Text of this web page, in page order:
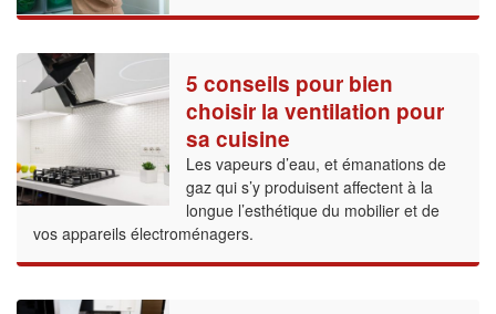
5 conseils pour bien
choisir la ventilation pour
sa cuisine
Les vapeurs d’eau, et émanations de
gaz qui s’y produisent affectent à la
longue l’esthétique du mobilier et de
vos appareils électroménagers.